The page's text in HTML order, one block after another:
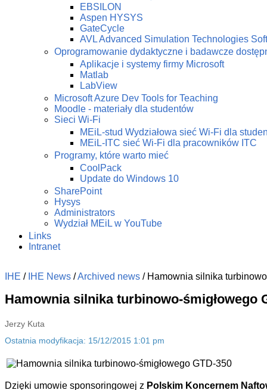
EBSILON
Aspen HYSYS
GateCycle
AVL Advanced Simulation Technologies
Oprogramowanie dydaktyczne i badawcze
Aplikacje i systemy firmy Microsoft
Matlab
LabView
Microsoft Azure Dev Tools for Teaching
Moodle - materiały dla studentów
Sieci Wi-Fi
MEiL-stud Wydziałowa sieć Wi-Fi dla
MEiL-ITC sieć Wi-Fi dla pracowników ITC
Programy, które warto mieć
CoolPack
Update do Windows 10
SharePoint
Hysys
Administrators
Wydział MEiL w YouTube
Links
Intranet
IHE / IHE News /Archived news / Hamownia silnika
Hamownia silnika turbinowo-śmigłowego
Jerzy Kuta
Ostatnia modyfikacja: 15/12/2015 1:01 pm
Dzięki umowie sponsoringowej z Polskim Koncernem